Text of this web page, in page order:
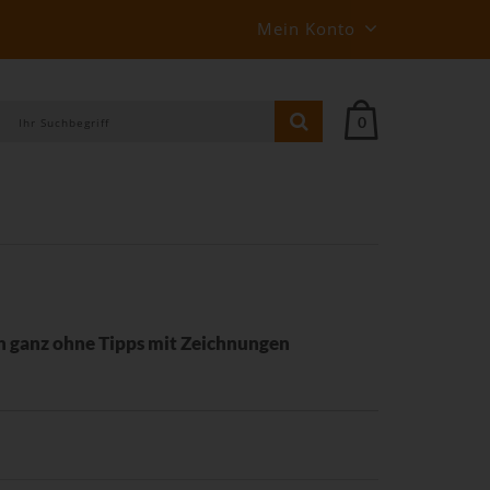
Mein Konto
0
ohne Tipps mit Zeichnungen